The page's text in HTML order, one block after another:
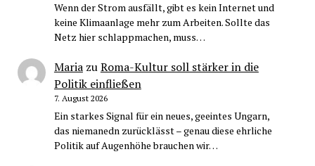
Wenn der Strom ausfällt, gibt es kein Internet und
keine Klimaanlage mehr zum Arbeiten. Sollte das
Netz hier schlappmachen, muss…
MariazuRoma-Kultur soll stärker in die
Politik einfließen
7. August 2026
Ein starkes Signal für ein neues, geeintes Ungarn,
das niemanedn zurücklässt – genau diese ehrliche
Politik auf Augenhöhe brauchen wir…